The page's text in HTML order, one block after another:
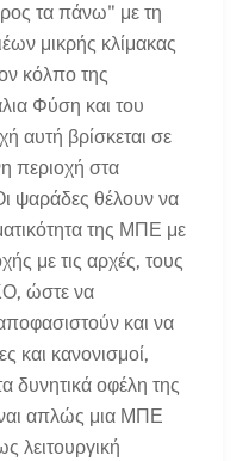
τα πάνω" με τη
μικρής κλίμακας
κόλπο της
Φύση και του
αυτή βρίσκεται σε
περιοχή στα
ψαράδες θέλουν να
της ΜΠΕ με
με τις αρχές, τους
ώστε να
και να
και κανονισμοί,
οφέλη της
απλώς μια ΜΠΕ
λειτουργική